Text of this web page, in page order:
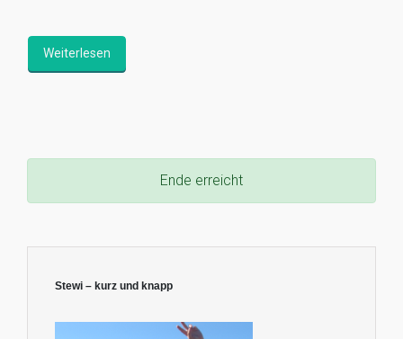
Weiterlesen
Ende erreicht
Stewi – kurz und knapp